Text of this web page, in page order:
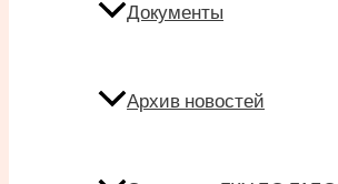
Документы
Архив новостей